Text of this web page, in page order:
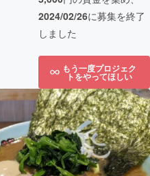
2024/02/26に募集を終了
しました
もう一度プロジェク
トをやってほしい